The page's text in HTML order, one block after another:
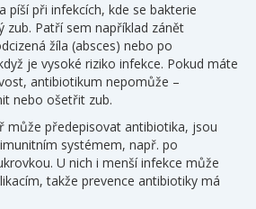
píší při infekcích, kde se bakterie
Patří sem například zánět
žíla (absces) nebo po
je vysoké riziko infekce. Pokud máte
antibiotikum nepomůže –
nebo ošetřit zub.
může předepisovat antibiotika, jsou
systémem, např. po
U nich i menší infekce může
takže prevence antibiotiky má